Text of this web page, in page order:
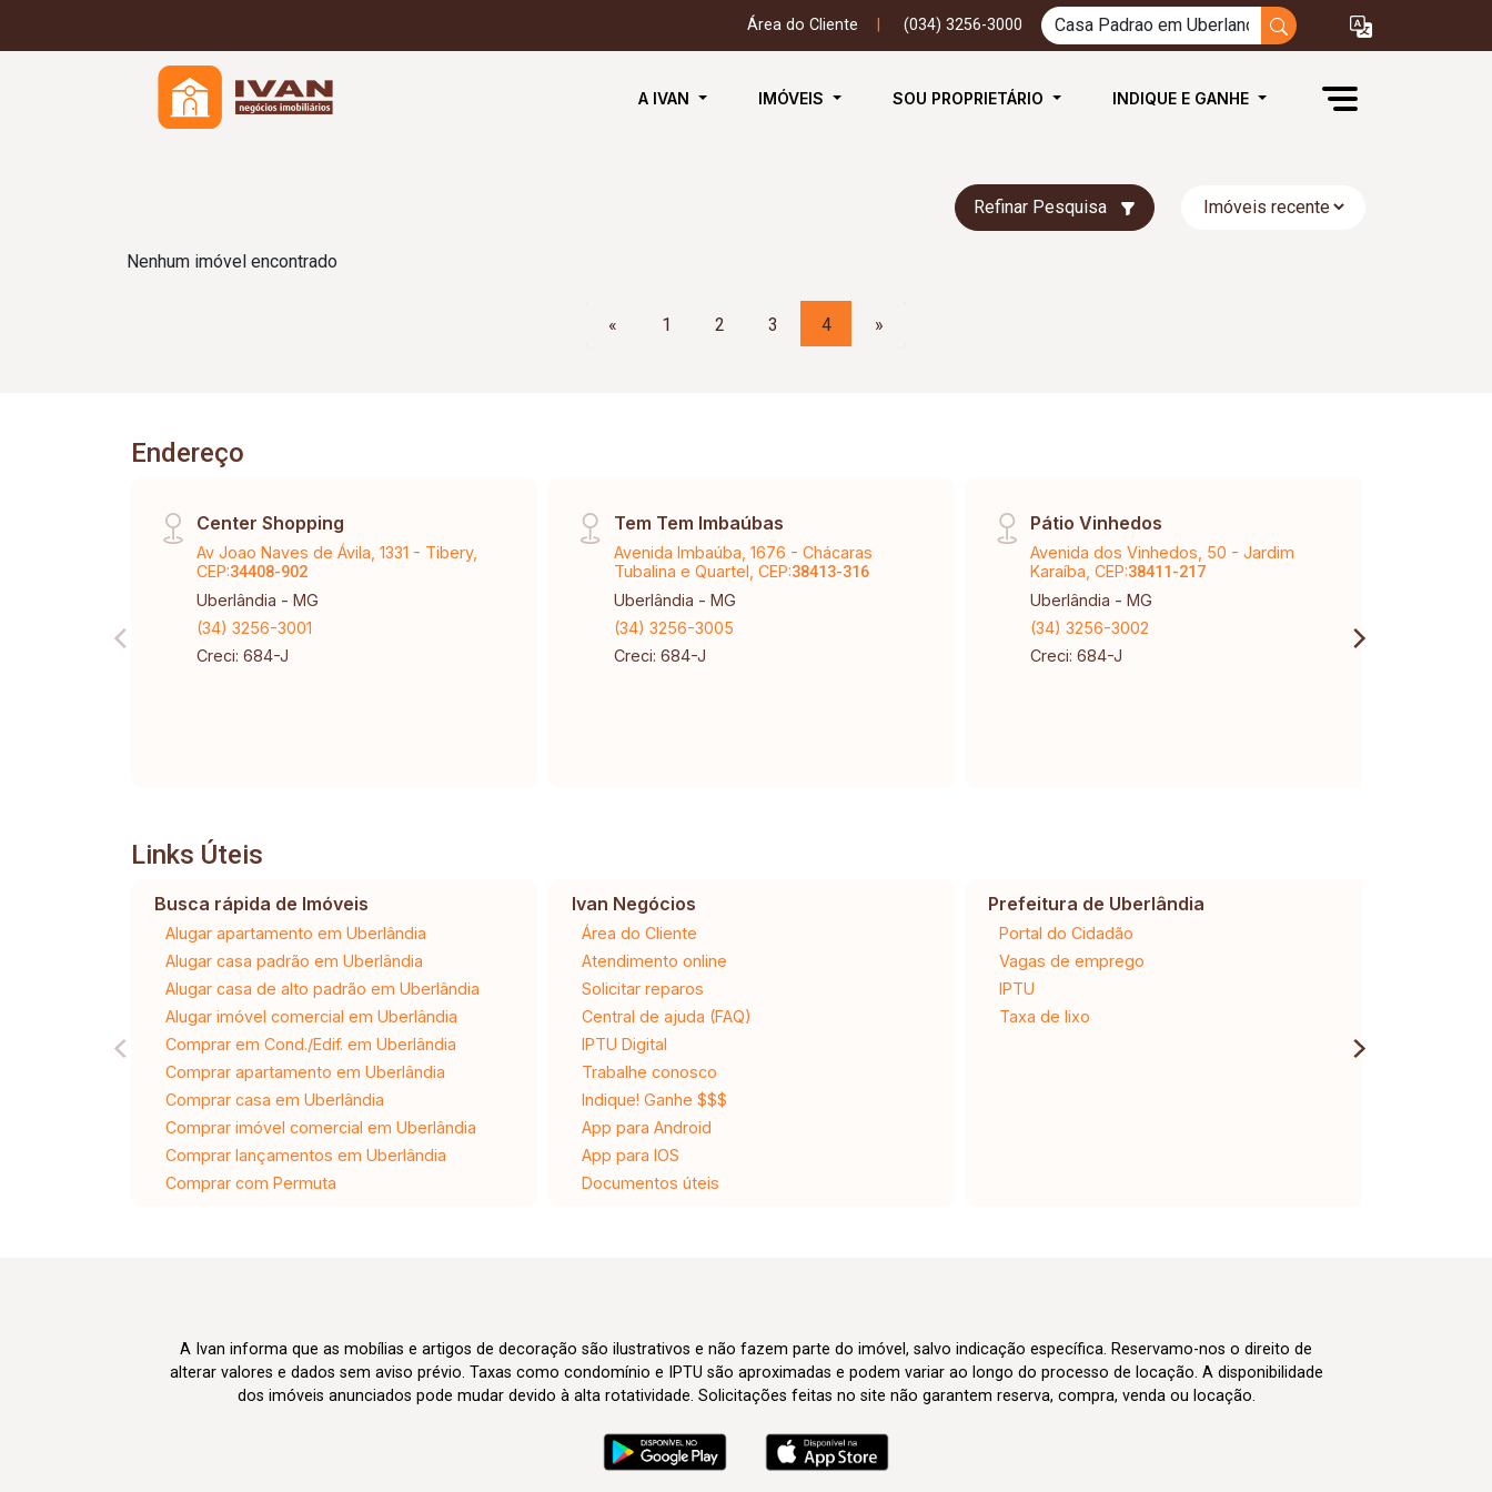
Área do Cliente (034) 3256-3000
A IVAN IMÓVEIS SOU PROPRIETÁRIO INDIQUE E GANHE
Refinar Pesquisa
Nenhum imóvel encontrado
« 1 2 3 4 »
Endereço
Center Shopping
Av Joao Naves de Ávila, 1331 - Tibery,
CEP:34408-902
Uberlândia - MG
(34) 3256-3001
Creci: 684-J
Tem Tem Imbaúbas
Avenida Imbaúba, 1676 - Chácaras
Tubalina e Quartel, CEP:38413-316
Uberlândia - MG
(34) 3256-3005
Creci: 684-J
Pátio Vinhedos
Avenida dos Vinhedos, 50 - Jardim
Karaíba, CEP:38411-217
Uberlândia - MG
(34) 3256-3002
Creci: 684-J
Links Úteis
Busca rápida de Imóveis
Alugar apartamento em Uberlândia
Alugar casa padrão em Uberlândia
Alugar casa de alto padrão em Uberlândia
Alugar imóvel comercial em Uberlândia
Comprar em Cond./Edif. em Uberlândia
Comprar apartamento em Uberlândia
Comprar casa em Uberlândia
Comprar imóvel comercial em Uberlândia
Comprar lançamentos em Uberlândia
Comprar com Permuta
Ivan Negócios
Área do Cliente
Atendimento online
Solicitar reparos
Central de ajuda (FAQ)
IPTU Digital
Trabalhe conosco
Indique! Ganhe $$$
App para Android
App para IOS
Documentos úteis
Prefeitura de Uberlândia
Portal do Cidadão
Vagas de emprego
IPTU
Taxa de lixo
A Ivan informa que as mobílias e artigos de decoração são ilustrativos e não fazem parte do imóvel, salvo indicação específica. Reservamo-nos o direito de
alterar valores e dados sem aviso prévio. Taxas como condomínio e IPTU são aproximadas e podem variar ao longo do processo de locação. A disponibilidade
dos imóveis anunciados pode mudar devido à alta rotatividade. Solicitações feitas no site não garantem reserva, compra, venda ou locação.